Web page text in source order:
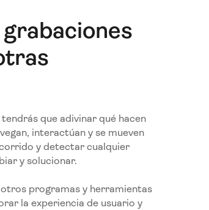
que adivinar qué hacen
interactúan y se mueven
y detectar cualquier
y solucionar.
programas y herramientas
la experiencia de usuario y